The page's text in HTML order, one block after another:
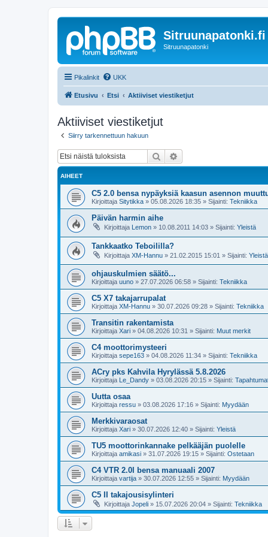
Sitruunapatonki.fi
Sitruunapatonki
Pikalinkit UKK
Etusivu Etsi Aktiiviset viestiketjut
Aktiiviset viestiketjut
Siirry tarkennettuun hakuun
Etsi
AIHEET
C5 2.0 bensa nypäyksiä kaasun asennon
Kirjoittaja Sitytikka » 05.08.2026 18:35 » Sijainti: Tekniikka
Päivän harmin aihe
Kirjoittaja Lemon » 10.08.2011 14:03 » Sijainti: Yleistä
Tankkaatko Teboililla?
Kirjoittaja XM-Hannu » 21.02.2015 15:01 » Sijainti: Yleistä
ohjauskulmien säätö...
Kirjoittaja uuno » 27.07.2026 06:58 » Sijainti: Tekniikka
C5 X7 takajarrupalat
Kirjoittaja XM-Hannu » 30.07.2026 09:28 » Sijainti: Tekniikka
Transitin rakentamista
Kirjoittaja Xari » 04.08.2026 10:31 » Sijainti: Muut merkit
C4 moottorimysteeri
Kirjoittaja sepe163 » 04.08.2026 11:34 » Sijainti: Tekniikka
ACry pks Kahvila Hyrylässä 5.8.2026
Kirjoittaja Le_Dandy » 03.08.2026 20:15 » Sijainti:
Uutta osaa
Kirjoittaja ressu » 03.08.2026 17:16 » Sijainti: Myydään
Merkkivaraosat
Kirjoittaja Xari » 30.07.2026 12:40 » Sijainti: Yleistä
TU5 moottorinkannake pelkääjän puolelle
Kirjoittaja amikasi » 31.07.2026 19:15 » Sijainti: Ostetaan
C4 VTR 2.0l bensa manuaali 2007
Kirjoittaja vartija » 30.07.2026 12:55 » Sijainti: Myydään
C5 II takajousisylinteri
Kirjoittaja Jopeli » 15.07.2026 20:04 » Sijainti: Tekniikka